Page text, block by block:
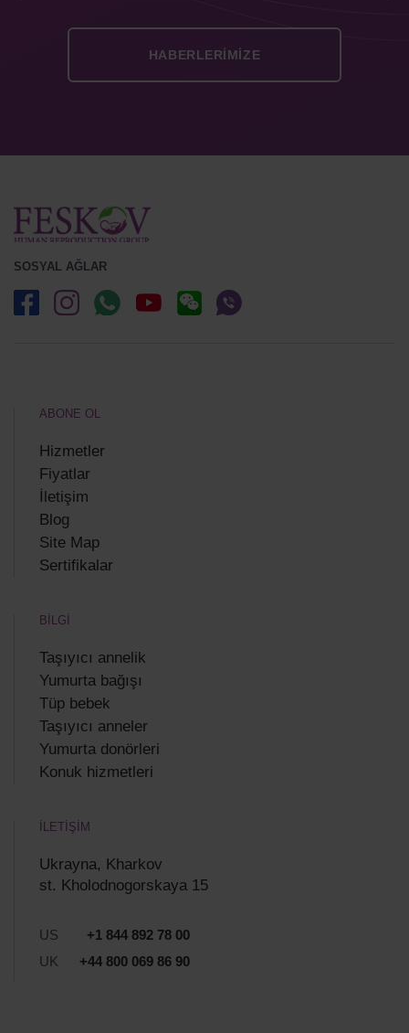
SOSYAL AĞLAR
ABONE OL
Hizmetler
Fiyatlar
İletişim
Blog
Site Map
Sertifikalar
BİLGİ
Taşıyıcı annelik
Yumurta bağışı
Tüp bebek
Taşıyıcı anneler
Yumurta donörleri
Konuk hizmetleri
İLETİŞİM
Ukrayna, Kharkov
st. Kholodnogorskaya 15
US
+1 844 892 78 00
UK
+44 800 069 86 90